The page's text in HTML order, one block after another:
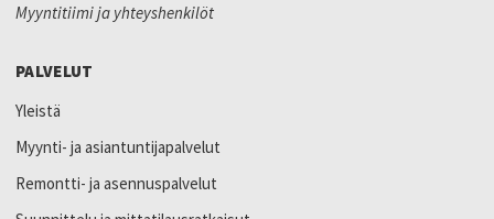
Myyntitiimi ja yhteyshenkilöt
PALVELUT
Yleistä
Myynti- ja asiantuntijapalvelut
Remontti- ja asennuspalvelut